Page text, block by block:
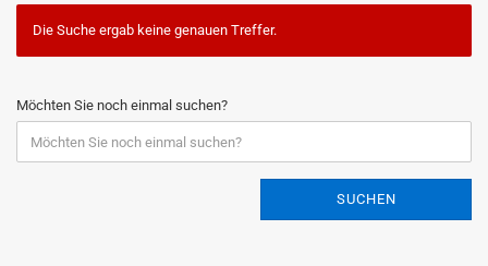
Die Suche ergab keine genauen Treffer.
Möchten Sie noch einmal suchen?
SUCHEN